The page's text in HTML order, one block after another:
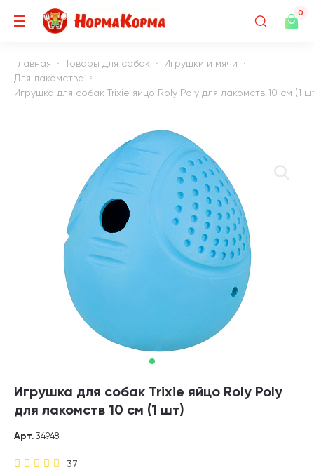
0
Главная Товары для собак
Игрушки и мячи
Для лакомства
Игрушка для собак Trixie яйцо Roly Poly для лакомств 10 см (1
Игрушка для собак Trixie яйцо Roly Poly
для лакомств 10 см (1 шт)
37
Арт. 34948